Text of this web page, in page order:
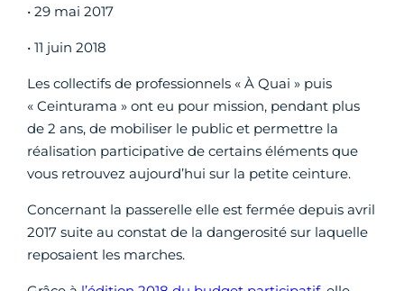
• 29 mai 2017
• 11 juin 2018
Les collectifs de professionnels « À Quai » puis
« Ceinturama » ont eu pour mission, pendant plus
de 2 ans, de mobiliser le public et permettre la
réalisation participative de certains éléments que
vous retrouvez aujourd’hui sur la petite ceinture.
Concernant la passerelle elle est fermée depuis avril
2017 suite au constat de la dangerosité sur laquelle
reposaient les marches.